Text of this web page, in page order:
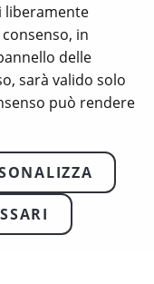
marchi
liberamente
in
delle
sarà valido solo
può rendere